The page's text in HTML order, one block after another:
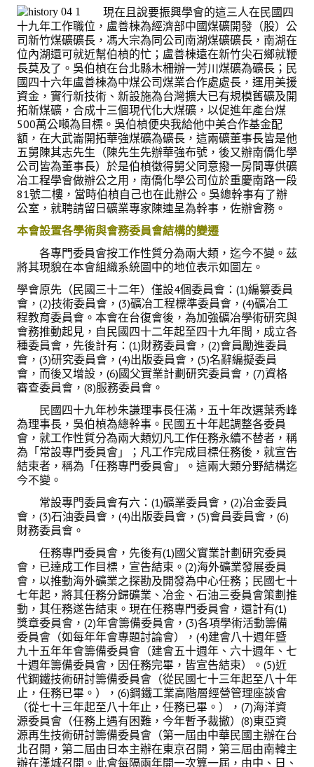
學生獎勵金申請辦法
盧善棟獎學金評選辦法
鑛冶期刊徵稿
鑛冶論文獎初選作業細則
鑛冶論文獎複審作業細則
獎章委員會簡則
傑出服務貢獻獎設置辦法
場地租借管理辦法
學會章程
會員代表選舉辦法
追憶盧善棟前理事長
學會獎項
盧善棟獎學金
盧善棟獎學金得獎人
歷年技術獎章得獎人
技術獎章得獎人介紹
歷年大專學生獎勵金得獎人
歷年論文獎得獎人
歷年傑出服務貢獻獎得獎人
歷年保安獎章得獎人
榮譽榜
本會榮獲內政部104年全國性社會暨職業團體工作品鑑「甲等獎」
本會朱前理事長榮獲2012年第30屆國家傑出總經理獎
鑛冶期刊獲行政院頒發雜誌金鼎獎
歷年詹天佑論文獎與中工會論文得獎人
學會出版品
現在且說要振興學會的這三人在民國四
十九年工作職位，盧善棟為經濟部中國煤礦開發（股）公
司新竹煤礦礦長，馮大宗為同公司南湖煤礦礦長，南湖在
位內湖還可就近幫伯楨的忙； 盧善棟遠在新竹尖石鄉就鞭
長莫及了。吳伯楨在台北縣木柵辦一芳川煤礦為礦長；民
國四十六年盧善棟為中煤公司煤業合作處處長，運用美援
資金，實行新技術、新設施為台灣擴大已有規模舊礦及開
拓新煤礦，合成十三個現代化大煤礦，以促進年產台煤
500萬公噸為目標。吳伯楨便央我給他中美合作基金配
額，在大武崙開拓華強煤礦為礦長，這兩礦董事長皆是他
五舅陳其志先生（陳先生先辦華強布號，後又辦南僑化學
公司皆為董事長）於是伯楨徵得舅父同意撥一房間專供礦
冶工程學會做辦公之用，南僑化學公司位於重慶南路一段
81號二樓，當時伯楨自己也在此辦公。吳總幹事有了辦
公室，就聘請留日礦業專家陳連呈為幹事，佐辦會務。
本會設置各學術與會務委員會結構的變遷
各專門委員會按工作性質分為兩大類，迄今不變。茲
將其現貌在本會組織系統圖中的地位表示如圖左。
學會原先（民國三十二年）僅設4個委員會：(1)編纂委員
會，(2)技術委員會，(3)礦冶工程標準委員會，(4)礦冶工
程教育委員會。本會在台復會後，為加強礦冶學術研究與
會務推動起見，自民國四十二年起至四十九年間，成立各
種委員會，先後計有：(1)財務委員會，(2)會員勵進委員
會，(3)研究委員會，(4)出版委員會，(5)名辭編擬委員
會，而後又增設，(6)國父實業計劃研究委員會，(7)資格
審查委員會，(8)服務委員會。
民國四十九年杪朱謙理事長任滿，五十年改選葉秀峰
為理事長，吳伯楨為總幹事。民國五十年起調整各委員
會，就工作性質分為兩大類灱凡工作任務永續不替者，稱
為「常設專門委員會」；凡工作完成目標任務後，就宣告
結束者，稱為「任務專門委員會」。這兩大類分野結構迄
今不變。
常設專門委員會有六：(1)礦業委員會，(2)冶金委員
會，(3)石油委員會，(4)出版委員會，(5)會員委員會，(6)
財務委員會。
任務專門委員會，先後有(1)國父實業計劃研究委員
會，已達成工作目標，宣告結束。(2)海外礦業發展委員
會，以推動海外礦業之探勘及開發為中心任務；民國七十
七年起，將其任務分歸礦業、冶金、石油三委員會策劃推
動，其任務遂告結束。現在任務專門委員會，還計有(1)
獎章委員會，(2)年會籌備委員會，(3)各項學術活動籌備
委員會（如每年年會專題討論會），(4)建會八十週年暨
九十五年年會籌備委員會（建會五十週年、六十週年、七
十週年籌備委員會，因任務完畢，皆宣告結束）。(5)近
代鋼鐵技術研討籌備委員會（從民國七十三年起至八十年
止，任務已畢。），(6)鋼鐵工業高階層經營管理座談會
（從七十三年起至八十年止，任務已畢。），(7)海洋資
源委員會（任務上遇有困難，今年暫予裁撤）(8)東亞資
源再生技術研討籌備委員會（第一屆由中華民國主辦在台
北召開，第二屆由日本主辦在東京召開，第三屆由南韓主
辦在漢城召開。此會每隔兩年開一次算一屆，由中、日、